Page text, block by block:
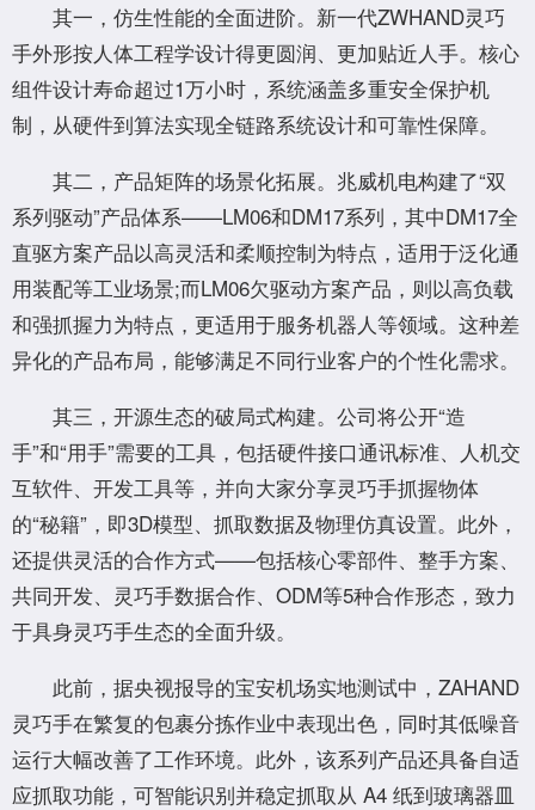
其一，仿生性能的全面进阶。新一代ZWHAND灵巧
手外形按人体工程学设计得更圆润、更加贴近人手。核心
组件设计寿命超过1万小时，系统涵盖多重安全保护机
制，从硬件到算法实现全链路系统设计和可靠性保障。
其二，产品矩阵的场景化拓展。兆威机电构建了“双
系列驱动”产品体系——LM06和DM17系列，其中DM17全
直驱方案产品以高灵活和柔顺控制为特点，适用于泛化通
用装配等工业场景;而LM06欠驱动方案产品，则以高负载
和强抓握力为特点，更适用于服务机器人等领域。这种差
异化的产品布局，能够满足不同行业客户的个性化需求。
其三，开源生态的破局式构建。公司将公开“造
手”和“用手”需要的工具，包括硬件接口通讯标准、人机交
互软件、开发工具等，并向大家分享灵巧手抓握物体
的“秘籍”，即3D模型、抓取数据及物理仿真设置。此外，
还提供灵活的合作方式——包括核心零部件、整手方案、
共同开发、灵巧手数据合作、ODM等5种合作形态，致力
于具身灵巧手生态的全面升级。
此前，据央视报导的宝安机场实地测试中，ZAHAND
灵巧手在繁复的包裹分拣作业中表现出色，同时其低噪音
运行大幅改善了工作环境。此外，该系列产品还具备自适
应抓取功能，可智能识别并稳定抓取从 A4 纸到玻璃器皿